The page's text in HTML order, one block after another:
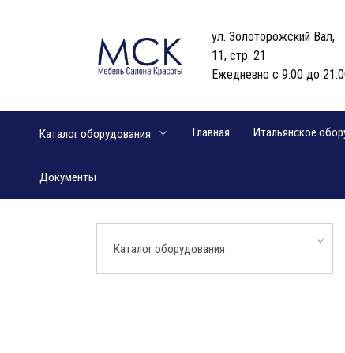
ул. Золоторожский Вал,
11, стр. 21
Ежедневно с 9:00 до
Каталог оборудования Главная Итальянское
Документы
Каталог оборудования